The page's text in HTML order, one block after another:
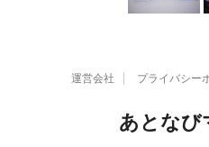
運営会社 プライバシー
あとなび